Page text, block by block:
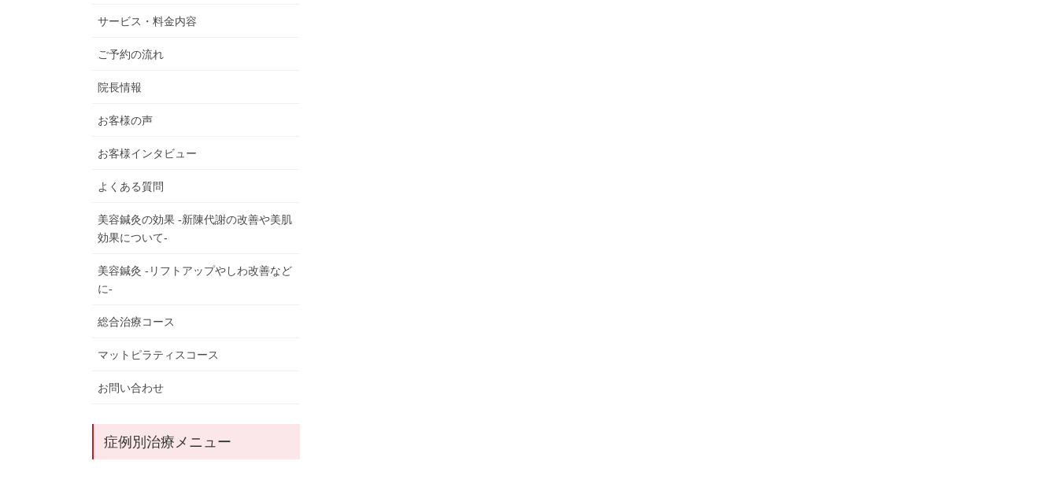
サービス・料金内容
ご予約の流れ
院長情報
お客様の声
お客様インタビュー
よくある質問
美容鍼灸の効果 -新陳代謝の改善や美肌
効果について-
美容鍼灸 -リフトアップやしわ改善など
に-
総合治療コース
マットピラティスコース
お問い合わせ
症例別治療メニュー